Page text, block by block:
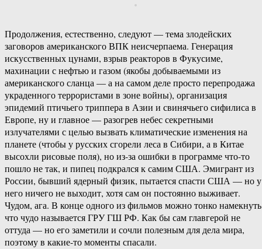
Продолжения, естественно, следуют — тема злодейских
заговоров американского ВПК неисчерпаема. Генерация
искусственных цунами, взрыв реакторов в Фукусиме,
махинации с нефтью и газом (якобы добываемыми из
американского сланца — а на самом деле просто перепродажа
украденного террористами в зоне войны), организация
эпидемий птичьего триппера в Азии и свинячьего сифилиса в
Европе, ну и главное — разогрев небес секретными
излучателями с целью вызвать климатические изменения на
планете (чтобы у русских сгорели леса в Сибири, а в Китае
высохли рисовые поля), но из-за ошибки в программе что-то
пошло не так, и пипец подкрался к самим США. Эмигрант из
России, бывший ядерный физик, пытается спасти США — но у
него ничего не выходит, хотя сам он постоянно выживает.
Чудом, ага. В конце одного из фильмов можно тонко
что чудо называется ГРУ ГШ РФ. Как бы сам главгерой не
оттуда — но его заметили и сочли полезным для дела мира,
поэтому в какие-то моменты спасали.